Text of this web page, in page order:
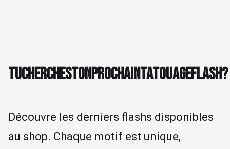
TU CHERCHES TON PROCHAIN TATOUAGE
TUCHERCHESTONPROCHAINTATOUAGEFLASH?
Découvre les derniers flashs disponibles
au shop. Chaque motif est unique,